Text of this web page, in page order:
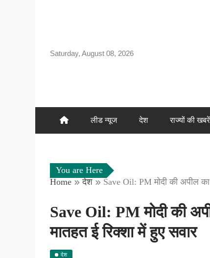
Saturday, August 08, 2026
लीड न्यूज देश राज्यों की खबरें
You are Here
Home
देश Save Oil: PM मोदी की अपील
Save Oil: PM मोदी की
मातहत ई रिक्शा में हुए सवार
देश